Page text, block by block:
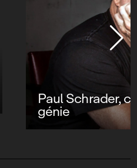
et trublion de